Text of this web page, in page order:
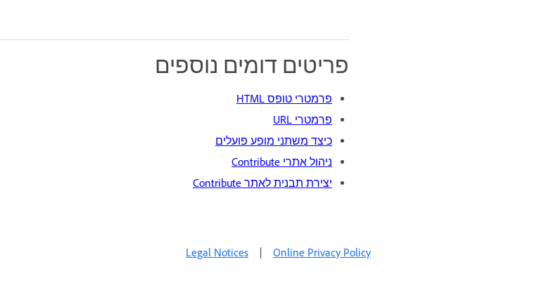
פריטים דומים נוספים
פרמטרי טופס HTML
פרמטרי URL
כיצד משתני מופע פועלים
ניהול אתרי Contribute
יצירת תבנית לאתר Contribute
Legal Notices | Online Privacy Policy